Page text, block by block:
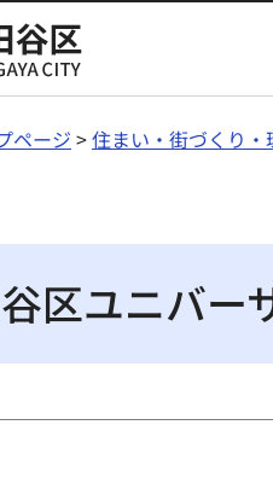
ページ >住まい・街づくり・
区ユニバー